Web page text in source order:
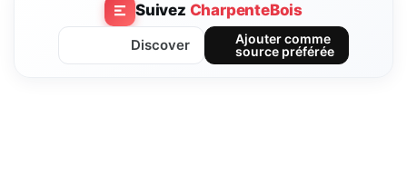
Suivez CharpenteBois
Discover
Ajouter comme
source préférée